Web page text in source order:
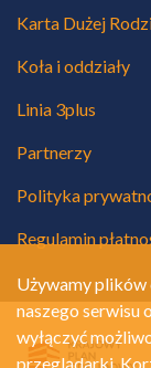
Karta Dużej
Koła i oddziały
Linia 3plus
Partnerzy
Polityka
Regulamin
Używamy plików
naszego serwisu
wyłączyć
przeglądarki.